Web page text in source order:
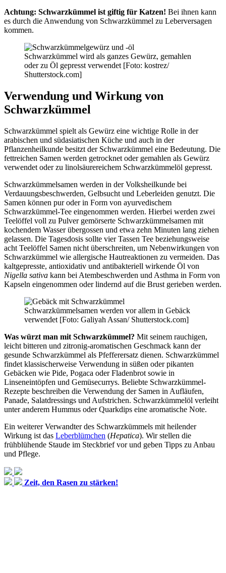
Achtung: Schwarzkümmel ist giftig für Katzen! Bei ihnen kann
es durch die Anwendung von Schwarzkümmel zu Leberversagen
kommen.
Schwarzkümmel wird als ganzes Gewürz, gemahlen
oder zu Öl gepresst verwendet [Foto: kostrez/
Shutterstock.com]
Verwendung und Wirkung von
Schwarzkümmel
Schwarzkümmel spielt als Gewürz eine wichtige Rolle in der
arabischen und südasiatischen Küche und auch in der
Pflanzenheilkunde besitzt der Schwarzkümmel eine Bedeutung. Die
fettreichen Samen werden getrocknet oder gemahlen als Gewürz
verwendet oder zu linolsäurereichem Schwarzkümmelöl gepresst.
Schwarzkümmelsamen werden in der Volksheilkunde bei
Verdauungsbeschwerden, Gelbsucht und Leberleiden genutzt. Die
Samen können pur oder in Form von ayurvedischem
Schwarzkümmel-Tee eingenommen werden. Hierbei werden zwei
Teelöffel voll zu Pulver gemörserte Schwarzkümmelsamen mit
kochendem Wasser übergossen und etwa zehn Minuten lang ziehen
gelassen. Die Tagesdosis sollte vier Tassen Tee beziehungsweise
acht Teelöffel Samen nicht überschreiten, um Nebenwirkungen von
Schwarzkümmel wie allergische Hautreaktionen zu vermeiden. Das
kaltgepresste, antioxidativ und antibakteriell wirkende Öl von
Nigella sativa kann bei Atembeschwerden und Asthma in Form von
Kapseln eingenommen oder lindernd auf die Brust gerieben werden.
Schwarzkümmelsamen werden vor allem in Gebäck
verwendet [Foto: Galiyah Assan/ Shutterstock.com]
Was würzt man mit Schwarzkümmel? Mit seinem rauchigen,
leicht bitteren und zitronig-aromatischen Geschmack kann der
gesunde Schwarzkümmel als Pfefferersatz dienen. Schwarzkümmel
findet klassischerweise Verwendung in süßen oder pikanten
Gebäcken wie Pide, Pogaca oder Fladenbrot sowie in
Linseneintöpfen und Gemüsecurrys. Beliebte Schwarzkümmel-
Rezepte beschreiben die Verwendung der Samen in Aufläufen,
Panade, Salatdressings und Aufstrichen. Schwarzkümmelöl verleiht
unter anderem Hummus oder Quarkdips eine aromatische Note.
Ein weiterer Verwandter des Schwarzkümmels mit heilender
Wirkung ist das Leberblümchen (Hepatica). Wir stellen die
frühblühende Staude im Steckbrief vor und geben Tipps zu Anbau
und Pflege.
Zeit, den Rasen zu stärken!